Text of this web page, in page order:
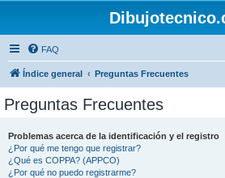
FAQ
Índice general Preguntas Frecuentes
Preguntas Frecuentes
Problemas acerca de la identificación y el registro
¿Por qué me tengo que registrar?
¿Qué es COPPA? (APPCO)
¿Por qué no puedo registrarme?